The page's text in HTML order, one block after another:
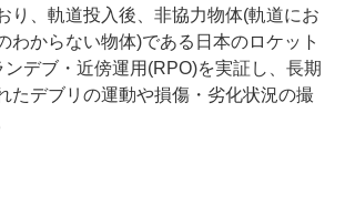
り、軌道投⼊後、非協力物体(軌道にお
わからない物体)である日本のロケット
デブ・近傍運用(RPO)を実証し、長期
たデブリの運動や損傷・劣化状況の撮